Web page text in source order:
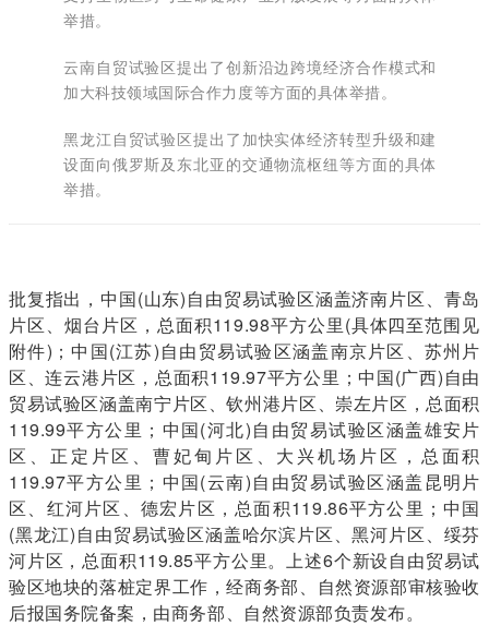
举措。
云南自贸试验区提出了创新沿边跨境经济合作模式和
加大科技领域国际合作力度等方面的具体举措。
黑龙江自贸试验区提出了加快实体经济转型升级和建
设面向俄罗斯及东北亚的交通物流枢纽等方面的具体
举措。
批复指出，中国(山东)自由贸易试验区涵盖济南片区、青岛
片区、烟台片区，总面积119.98平方公里(具体四至范围见
附件)；中国(江苏)自由贸易试验区涵盖南京片区、苏州片
区、连云港片区，总面积119.97平方公里；中国(广西)自由
贸易试验区涵盖南宁片区、钦州港片区、崇左片区，总面积
119.99平方公里；中国(河北)自由贸易试验区涵盖雄安片
区、正定片区、曹妃甸片区、大兴机场片区，总面积
119.97平方公里；中国(云南)自由贸易试验区涵盖昆明片
区、红河片区、德宏片区，总面积119.86平方公里；中国
(黑龙江)自由贸易试验区涵盖哈尔滨片区、黑河片区、绥芬
河片区，总面积119.85平方公里。上述6个新设自由贸易试
验区地块的落桩定界工作，经商务部、自然资源部审核验收
后报国务院备案，由商务部、自然资源部负责发布。